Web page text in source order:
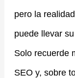
pero la
puede llevar
Solo recuerde
SEO y, sobre